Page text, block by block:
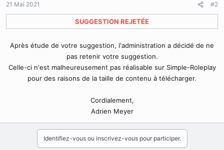
21 Mai 2021 #2
SUGGESTION REJETÉE
Après étude de votre suggestion, l'administration a décidé de ne
pas retenir votre suggestion.
Celle-ci n'est malheureusement pas réalisable sur Simple-Roleplay
pour des raisons de la taille de contenu à télécharger.
Cordialement,
Adrien Meyer​
Identifiez-vous ou inscrivez-vous pour participer.